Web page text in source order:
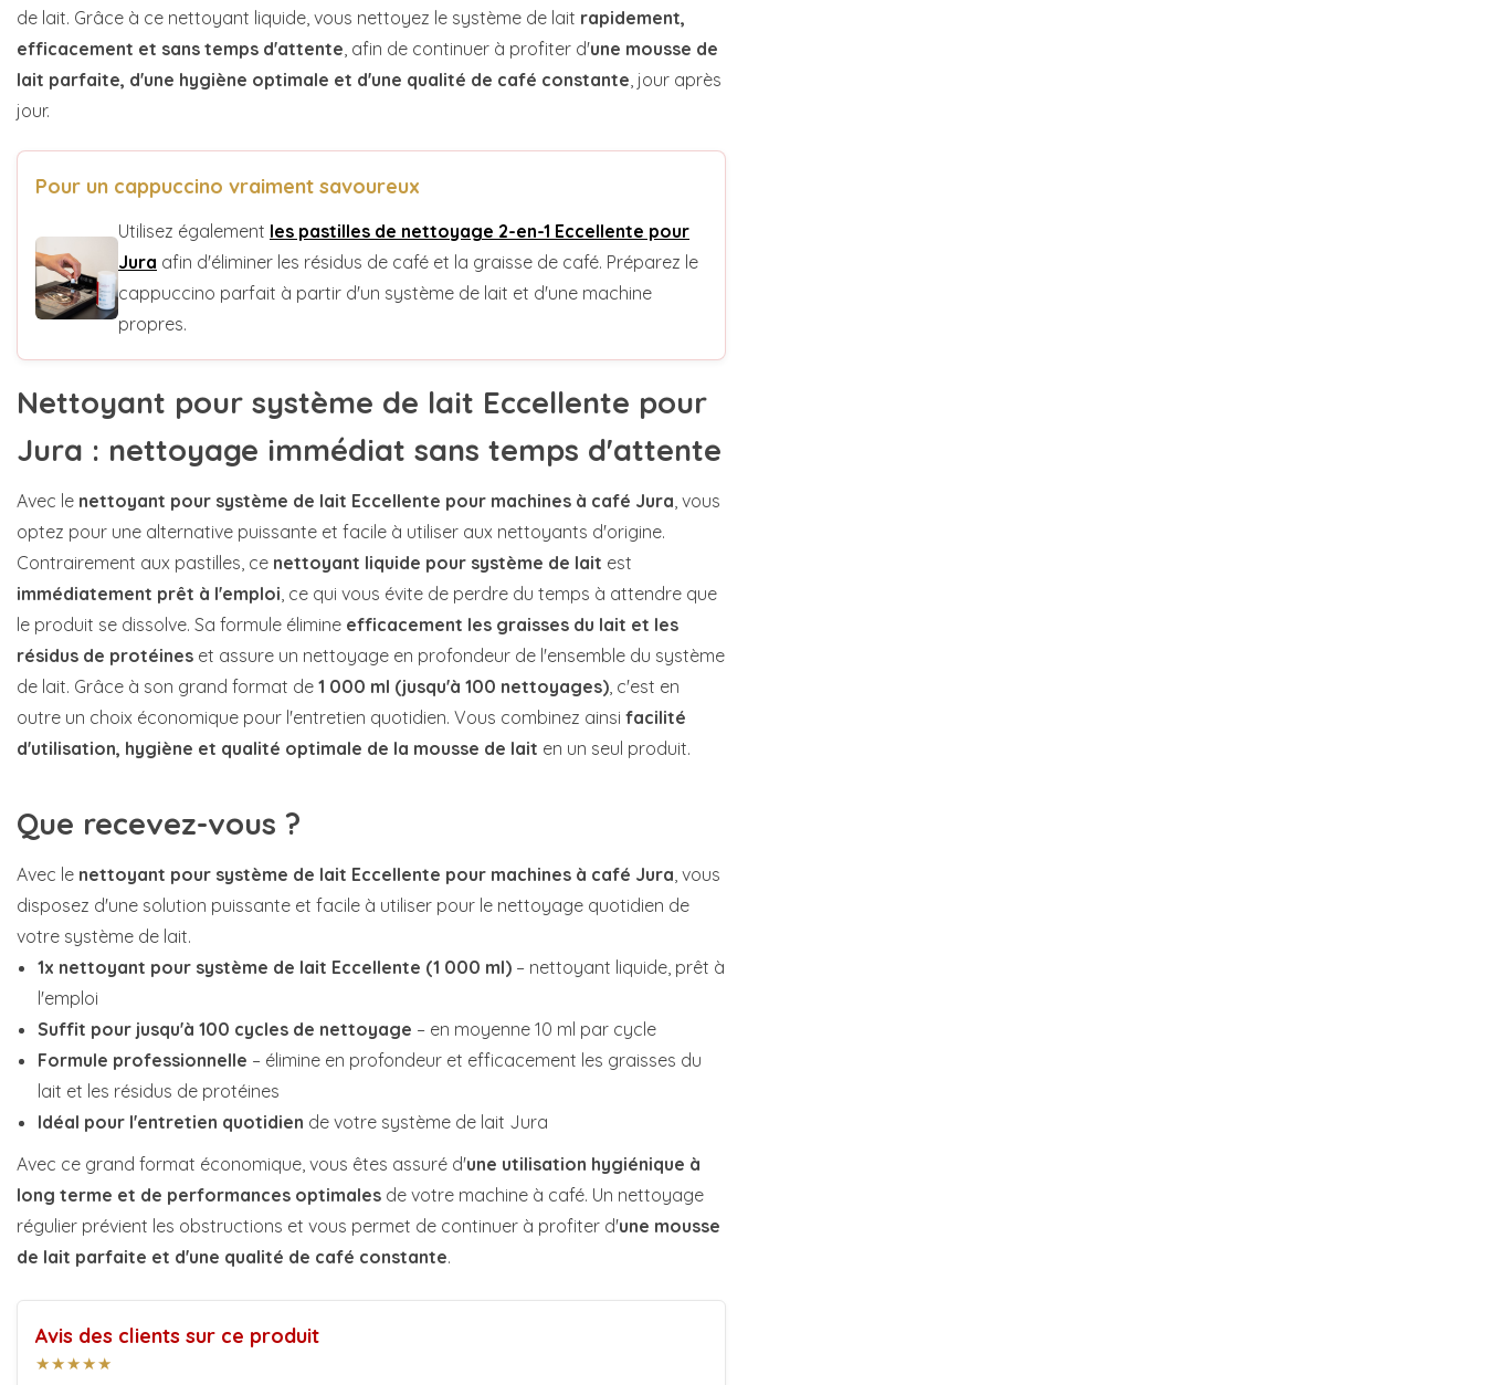
de lait. Grâce à ce nettoyant liquide, vous nettoyez le système de lait rapidement,
efficacement et sans temps d'attente, afin de continuer à profiter d'une mousse de
lait parfaite, d'une hygiène optimale et d'une qualité de café constante, jour après
jour.
Pour un cappuccino vraiment savoureux
Utilisez également les pastilles de nettoyage 2-en-1 Eccellente pour
Jura afin d'éliminer les résidus de café et la graisse de café. Préparez le
cappuccino parfait à partir d'un système de lait et d'une machine
propres.
Nettoyant pour système de lait Eccellente pour
Jura : nettoyage immédiat sans temps d'attente
Avec le nettoyant pour système de lait Eccellente pour machines à café Jura , vous
optez pour une alternative puissante et facile à utiliser aux nettoyants d'origine.
Contrairement aux pastilles, ce nettoyant liquide pour système de lait est
immédiatement prêt à l'emploi , ce qui vous évite de perdre du temps à attendre que
le produit se dissolve. Sa formule élimine efficacement les graisses du lait et les
résidus de protéines et assure un nettoyage en profondeur de l'ensemble du système
de lait. Grâce à son grand format de 1 000 ml (jusqu'à 100 nettoyages) , c'est en
outre un choix économique pour l'entretien quotidien. Vous combinez ainsi facilité
d'utilisation, hygiène et qualité optimale de la mousse de lait en un seul produit.
Que recevez-vous ?
Avec le nettoyant pour système de lait Eccellente pour machines à café Jura , vous
disposez d'une solution puissante et facile à utiliser pour le nettoyage quotidien de
votre système de lait.
1x nettoyant pour système de lait Eccellente (1 000 ml) – nettoyant liquide, prêt à
l'emploi
Suffit pour jusqu'à 100 cycles de nettoyage – en moyenne 10 ml par cycle
Formule professionnelle – élimine en profondeur et efficacement les graisses du
lait et les résidus de protéines
Idéal pour l'entretien quotidien de votre système de lait Jura
Avec ce grand format économique, vous êtes assuré d'une utilisation hygiénique à
long terme et de performances optimales de votre machine à café. Un nettoyage
régulier prévient les obstructions et vous permet de continuer à profiter d'une mousse
de lait parfaite et d'une qualité de café constante.
Avis des clients sur ce produit
★★★★★